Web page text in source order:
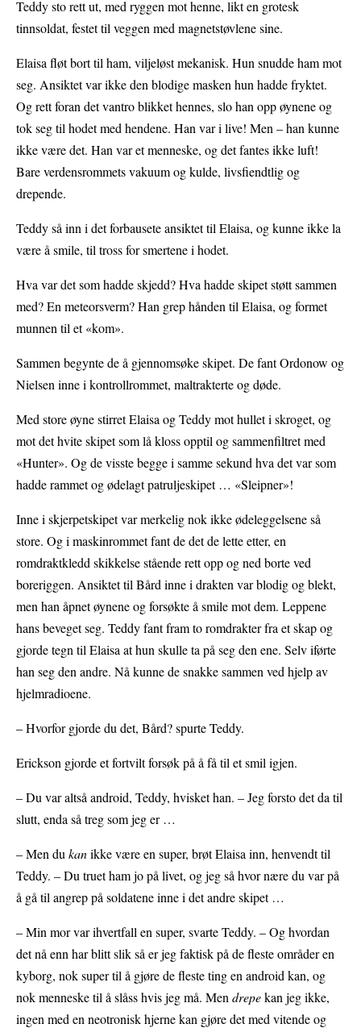
Teddy sto rett ut, med ryggen mot henne, likt en grotesk
tinnsoldat, festet til veggen med magnetstøvlene sine.
Elaisa fløt bort til ham, viljeløst mekanisk. Hun snudde ham mot
seg. Ansiktet var ikke den blodige masken hun hadde fryktet.
Og rett foran det vantro blikket hennes, slo han opp øynene og
tok seg til hodet med hendene. Han var i live! Men – han kunne
ikke være det. Han var et menneske, og det fantes ikke luft!
Bare verdensrommets vakuum og kulde, livsfiendtlig og
drepende.
Teddy så inn i det forbausete ansiktet til Elaisa, og kunne ikke la
være å smile, til tross for smertene i hodet.
Hva var det som hadde skjedd? Hva hadde skipet støtt sammen
med? En meteorsverm? Han grep hånden til Elaisa, og formet
munnen til et «kom».
Sammen begynte de å gjennomsøke skipet. De fant Ordonow og
Nielsen inne i kontrollrommet, maltrakterte og døde.
Med store øyne stirret Elaisa og Teddy mot hullet i skroget, og
mot det hvite skipet som lå kloss opptil og sammenfiltret med
«Hunter». Og de visste begge i samme sekund hva det var som
hadde rammet og ødelagt patruljeskipet … «Sleipner»!
Inne i skjerpetskipet var merkelig nok ikke ødeleggelsene så
store. Og i maskinrommet fant de det de lette etter, en
romdraktkledd skikkelse stående rett opp og ned borte ved
boreriggen. Ansiktet til Bård inne i drakten var blodig og blekt,
men han åpnet øynene og forsøkte å smile mot dem. Leppene
hans beveget seg. Teddy fant fram to romdrakter fra et skap og
gjorde tegn til Elaisa at hun skulle ta på seg den ene. Selv iførte
han seg den andre. Nå kunne de snakke sammen ved hjelp av
hjelmradioene.
– Hvorfor gjorde du det, Bård? spurte Teddy.
Erickson gjorde et fortvilt forsøk på å få til et smil igjen.
– Du var altså android, Teddy, hvisket han. – Jeg forsto det da til
slutt, enda så treg som jeg er …
– Men du kanikke være en super, brøt Elaisa inn, henvendt til
Teddy. – Du truet ham jo på livet, og jeg så hvor nære du var på
å gå til angrep på soldatene inne i det andre skipet …
– Min mor var ihvertfall en super, svarte Teddy. – Og hvordan
det nå enn har blitt slik så er jeg faktisk på de fleste områder en
kyborg, nok super til å gjøre de fleste ting en android kan, og
nok menneske til å slåss hvis jeg må. Men drepekan jeg ikke,
ingen med en neotronisk hjerne kan gjøre det med vitende og